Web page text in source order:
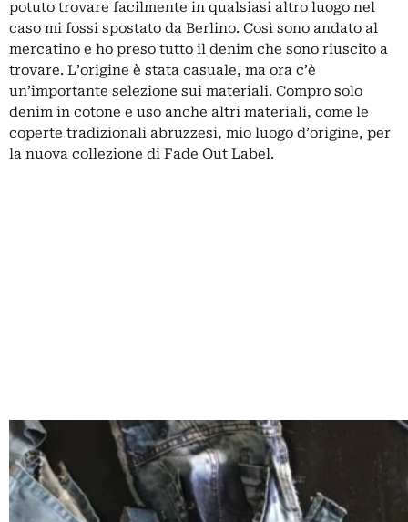
potuto trovare facilmente in qualsiasi altro luogo nel
caso mi fossi spostato da Berlino. Così sono andato al
mercatino e ho preso tutto il denim che sono riuscito a
trovare. L’origine è stata casuale, ma ora c’è
un’importante selezione sui materiali. Compro solo
denim in cotone e uso anche altri materiali, come le
coperte tradizionali abruzzesi, mio luogo d’origine, per
la nuova collezione di Fade Out Label.